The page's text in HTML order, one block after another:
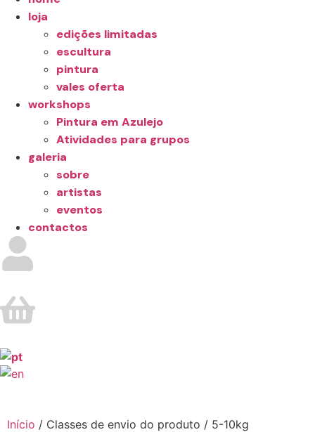
loja
edições limitadas
escultura
pintura
vales oferta
workshops
Pintura em Azulejo
Atividades para grupos
galeria
sobre
artistas
eventos
contactos
Início / Classes de envio do produto / 5-10kg